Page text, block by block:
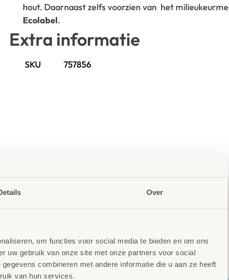
Over
om functies voor social media te bieden en om ons
uw gebruik van onze site met onze partners voor social
combineren met andere informatie die u aan ze heeft
van hun services.
hout. Daarnaast zelfs voorzien van het
Ecolabel.
Extra informatie
SKU 757856
producten